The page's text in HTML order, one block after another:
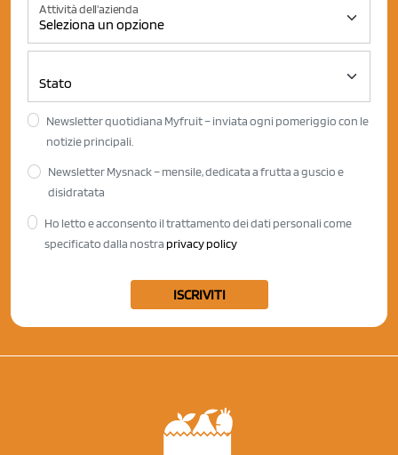
Attività dell'azienda
Newsletter quotidiana Myfruit – inviata ogni pomeriggio con le
notizie principali.
Newsletter Mysnack – mensile, dedicata a frutta a guscio e
disidratata
Ho letto e acconsento il trattamento dei dati personali come
specificato dalla nostra privacy policy
ISCRIVITI